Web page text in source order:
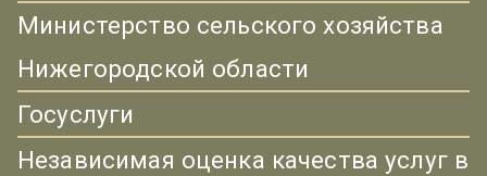
Министерство сельского хозяйства
Нижегородской области
Госуслуги
Независимая оценка качества услуг в